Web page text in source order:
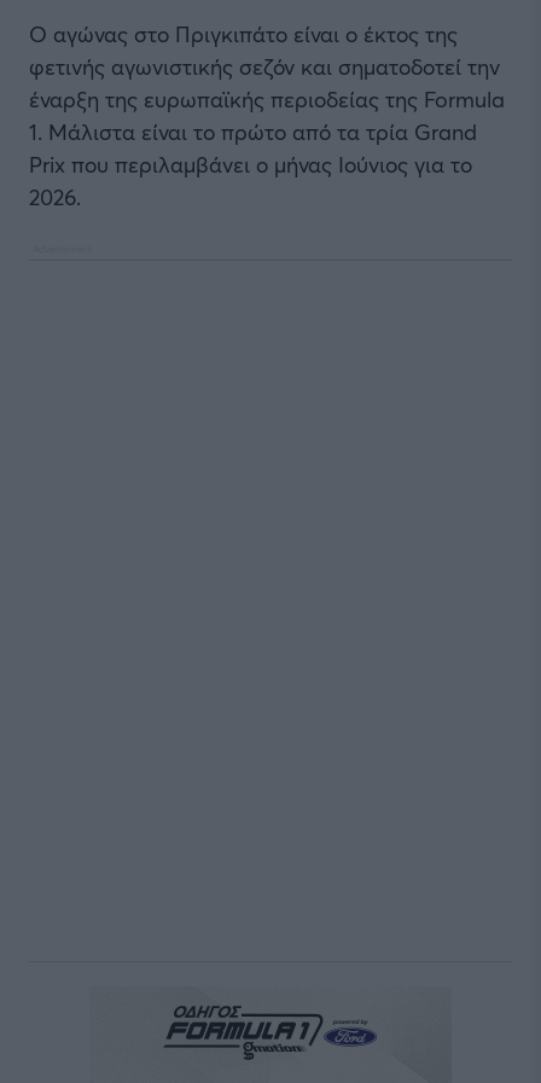
Ο αγώνας στο Πριγκιπάτο είναι ο έκτος της
φετινής αγωνιστικής σεζόν και σηματοδοτεί την
έναρξη της ευρωπαϊκής περιοδείας της Formula
1. Μάλιστα είναι το πρώτο από τα τρία Grand
Prix που περιλαμβάνει ο μήνας Ιούνιος για το
2026.